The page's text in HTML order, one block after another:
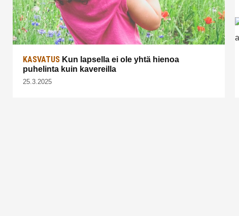
KASVATUS Kun lapsella ei ole yhtä hienoa
puhelinta kuin kavereilla
25.3.2025